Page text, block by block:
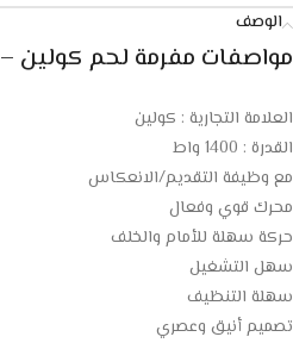
الوصف
مواصفات مفرمة لحم كولين – 1400 وات – أسود :
العلامة التجارية : كولين
القدرة : 1400 واط
مع وظيفة التقديم/الانعكاس
محرك قوي وفعال
حركة سهلة للأمام والخلف
سهل التشغيل
سهلة التنظيف
تصميم أنيق وعصري